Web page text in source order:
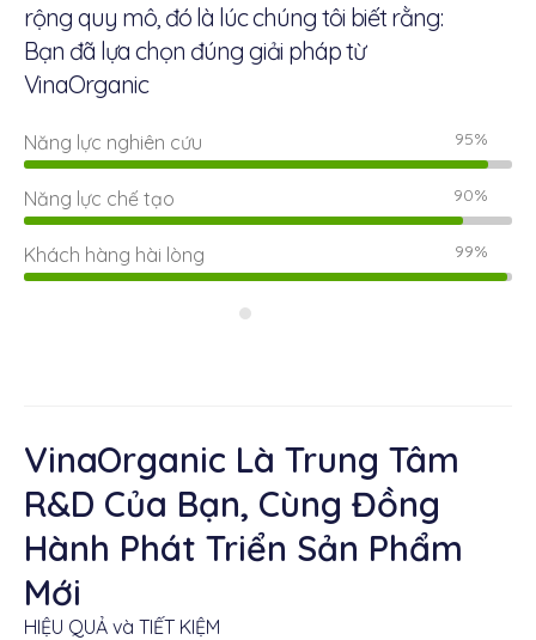
rộng quy mô, đó là lúc chúng tôi biết rằng:
Bạn đã lựa chọn đúng giải pháp từ
VinaOrganic
Năng lực nghiên cứu 95%
Năng lực chế tạo 90%
Khách hàng hài lòng 99%
VinaOrganic Là Trung Tâm
R&D Của Bạn, Cùng Đồng
Hành Phát Triển Sản Phẩm
Mới
HIỆU QUẢ và TIẾT KIỆM